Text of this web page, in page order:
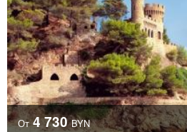
От 4 730 BYN